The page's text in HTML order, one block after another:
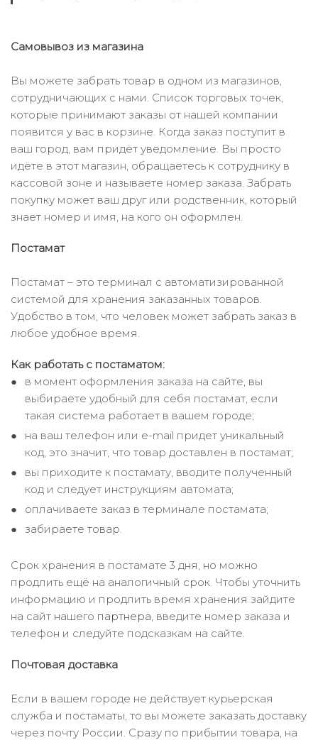
Самовывоз из магазина
Вы можете забрать товар в одном из магазинов,
сотрудничающих с нами. Список торговых точек,
которые принимают заказы от нашей компании
появится у вас в корзине. Когда заказ поступит в
ваш город, вам придёт уведомление. Вы просто
идёте в этот магазин, обращаетесь к сотруднику в
кассовой зоне и называете номер заказа. Забрать
покупку может ваш друг или родственник, который
знает номер и имя, на кого он оформлен.
Постамат
Постамат – это терминал с автоматизированной
системой для хранения заказанных товаров.
Удобство в том, что человек может забрать заказ в
любое удобное время.
Как работать с постаматом:
в момент оформления заказа на сайте, вы
выбираете удобный для себя постамат, если
такая система работает в вашем городе;
на ваш телефон или e-mail придет уникальный
код, это значит, что товар доставлен в постамат;
вы приходите к постамату, вводите полученный
код и следует инструкциям автомата;
оплачиваете заказ в терминале постамата;
забираете товар.
Срок хранения в постамате 3 дня, но можно
продлить ещё на аналогичный срок. Чтобы уточнить
информацию и продлить время хранения зайдите
на сайт нашего партнера, введите номер заказа и
телефон и следуйте подсказкам на сайте.
Почтовая доставка
Если в вашем городе не действует курьерская
служба и постаматы, то вы можете заказать доставку
через почту России. Сразу по прибытии товара, на